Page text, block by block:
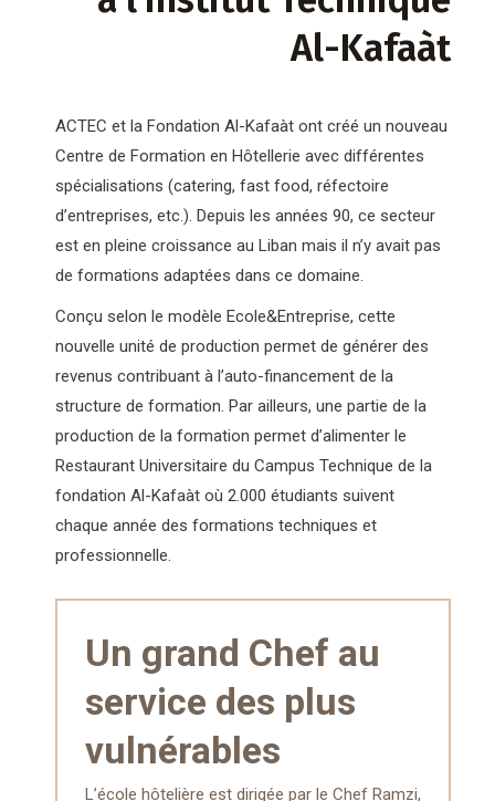
Al-Kafaàt
ACTEC et la Fondation Al-Kafaàt ont créé un nouveau
Centre de Formation en Hôtellerie avec différentes
spécialisations (catering, fast food, réfectoire
d’entreprises, etc.). Depuis les années 90, ce secteur
est en pleine croissance au Liban mais il n’y avait pas
de formations adaptées dans ce domaine.
Conçu selon le modèle Ecole&Entreprise, cette
nouvelle unité de production permet de générer des
revenus contribuant à l’auto-financement de la
structure de formation. Par ailleurs, une partie de la
production de la formation permet d’alimenter le
Restaurant Universitaire du Campus Technique de la
fondation Al-Kafaàt où 2.000 étudiants suivent
chaque année des formations techniques et
professionnelle.
Un grand Chef au
service des plus
vulnérables
L’école hôtelière est dirigée par le Chef Ramzi,